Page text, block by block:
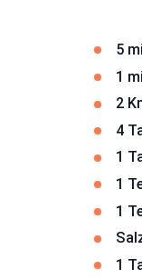
5
1
2
4
1
1
1
1